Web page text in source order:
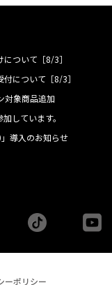
ついて［8/3］
について［8/3］
対象商品追加
しています。
導入のお知らせ
tiktok
ーポリシー